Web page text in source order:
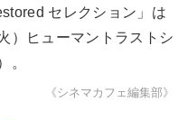
セレクション」は
）ヒューマントラストシ
。
《シネマカフェ編集部》